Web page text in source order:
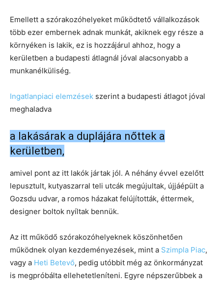
Emellett a szórakozóhelyeket működtető vállalkozások
több ezer embernek adnak munkát, akiknek egy része a
környéken is lakik, ez is hozzájárul ahhoz, hogy a
kerületben a budapesti átlagnál jóval alacsonyabb a
munkanélküliség.
Ingatlanpiaci elemzések szerint a budapesti átlagot jóval
meghaladva
a lakásárak a duplájára nőttek a
kerületben,
amivel pont az itt lakók jártak jól. A néhány évvel ezelőtt
lepusztult, kutyaszarral teli utcák megújultak, újjáépült a
Gozsdu udvar, a romos házakat felújították, éttermek,
designer boltok nyíltak bennük.
Az itt működő szórakozóhelyeknek köszönhetően
működnek olyan kezdeményezések, mint a Szimpla Piac,
vagy a Heti Betevő, pedig utóbbit még az önkormányzat
is megpróbálta ellehetetleníteni. Egyre népszerűbbek a